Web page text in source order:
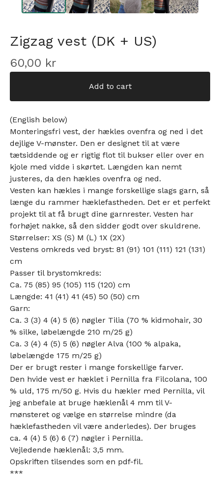
Zigzag vest (DK + US)
60,00 kr
Add to cart
(English below)
Monteringsfri vest, der hækles ovenfra og ned i det
dejlige V-mønster. Den er designet til at være
tætsiddende og er rigtig flot til bukser eller over en
kjole med vidde i skørtet. Længden kan nemt
justeres, da den hækles ovenfra og ned.
Vesten kan hækles i mange forskellige slags garn, så
længe du rammer hæklefastheden. Det er et perfekt
projekt til at få brugt dine garnrester. Vesten har
forhøjet nakke, så den sidder godt over skuldrene.
Størrelser: XS (S) M (L) 1X (2X)
Vestens omkreds ved bryst: 81 (91) 101 (111) 121 (131)
cm
Passer til brystomkreds:
Ca. 75 (85) 95 (105) 115 (120) cm
Længde: 41 (41) 41 (45) 50 (50) cm
Garn:
Ca. 3 (3) 4 (4) 5 (6) nøgler Tilia (70 % kidmohair, 30
% silke, løbelængde 210 m/25 g)
Ca. 3 (4) 4 (5) 5 (6) nøgler Alva (100 % alpaka,
løbelængde 175 m/25 g)
Der er brugt rester i mange forskellige farver.
Den hvide vest er hæklet i Pernilla fra Filcolana, 100
% uld, 175 m/50 g. Hvis du hækler med Pernilla, vil
jeg anbefale at bruge hæklenål 4 mm til V-
mønsteret og vælge en størrelse mindre (da
hæklefastheden vil være anderledes). Der bruges
ca. 4 (4) 5 (6) 6 (7) nøgler i Pernilla.
Vejledende hæklenål: 3,5 mm.
Opskriften tilsendes som en pdf-fil.
***